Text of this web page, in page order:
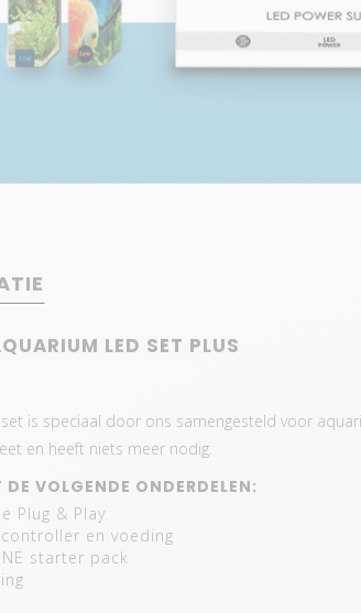
LED SET PLUS
is speciaal door ons samengesteld voor
en heeft niets meer nodig.
VOLGENDE ONDERDELEN:
Plug & Play
en voeding
starter pack